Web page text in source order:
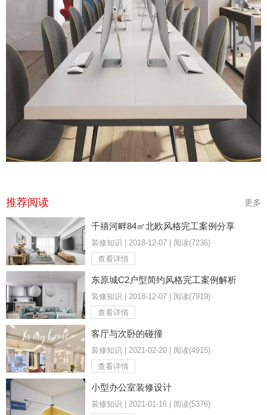
推荐阅读 更多
千禧河畔84㎡北欧风格完工案例分享
装修知识 | 2018-12-07 | 阅读(7236)
查看详情
东原城C2户型简约风格完工案例解析
装修知识 | 2018-12-07 | 阅读(7919)
查看详情
客厅与次卧的碰撞
装修知识 | 2021-02-20 | 阅读(4915)
查看详情
小型办公室装修设计
装修知识 | 2021-01-16 | 阅读(5376)